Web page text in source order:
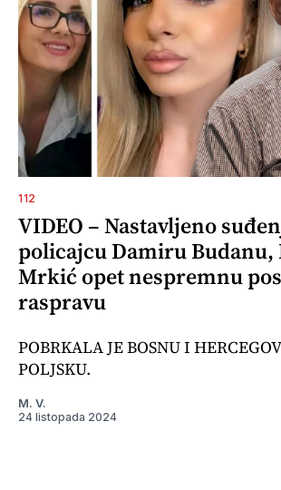
112
VIDEO – Nastavljeno
policajcu Damiru Budanu,
Mrkić opet nespremnu
raspravu
POBRKALA JE BOSNU I
POLJSKU.
M. V.
24 listopada 2024